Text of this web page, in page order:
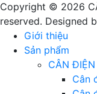
Copyright © 2026
reserved. Designed
Giới thiệu
Sản phẩm
CÂN
Cân